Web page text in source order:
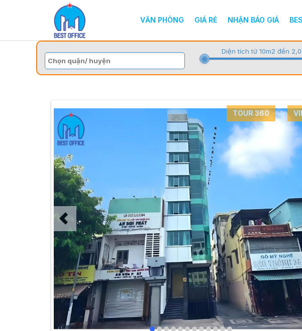
VĂN PHÒNG GIÁ RẺ NHẬN BÁO GIÁ
Diện tích từ 10m2 đến
TOUR 360